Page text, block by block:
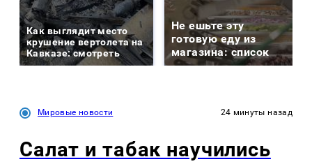
Как выглядит место
крушение вертолета на
Кавказе: смотреть
Не ешьте эту
готовую еду из
магазина: список
Мировые новости 24 минуты назад
Салат и табак научились